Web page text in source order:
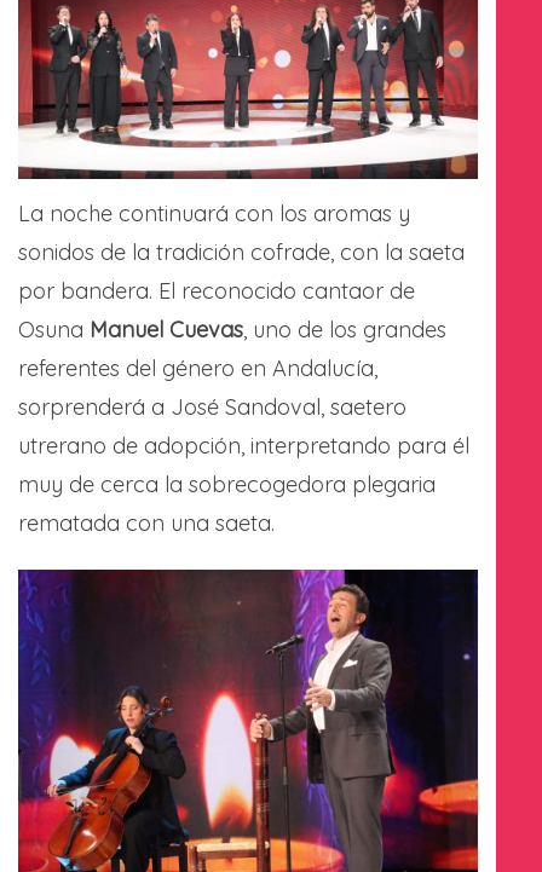
La noche continuará con los aromas y
sonidos de la tradición cofrade, con la saeta
por bandera. El reconocido cantaor de
Osuna Manuel Cuevas, uno de los grandes
referentes del género en Andalucía,
sorprenderá a José Sandoval, saetero
utrerano de adopción, interpretando para él
muy de cerca la sobrecogedora plegaria
rematada con una saeta.